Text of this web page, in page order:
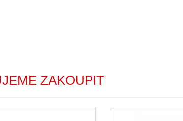
ZAKOUPIT